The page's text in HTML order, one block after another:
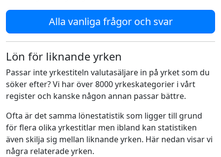
Alla vanliga frågor och svar
Lön för liknande yrken
Passar inte yrkestiteln valutasäljare in på yrket som du
söker efter? Vi har över 8000 yrkeskategorier i vårt
register och kanske någon annan passar bättre.
Ofta är det samma lönestatistik som ligger till grund
för flera olika yrkestitlar men ibland kan statistiken
även skilja sig mellan liknande yrken. Här nedan visar vi
några relaterade yrken.